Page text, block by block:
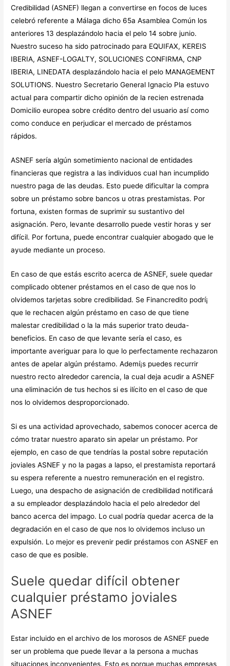
Credibilidad (ASNEF) llegan a convertirse en focos de luces
celebró referente a Málaga dicho 65a Asamblea Común los
anteriores ​​13 desplazándolo hacia el pelo 14 sobre junio.
Nuestro suceso ha sido patrocinado para EQUIFAX, KEREIS
IBERIA, ASNEF-LOGALTY, SOLUCIONES CONFIRMA, CNP
IBERIA, LINEDATA desplazándolo hacia el pelo MANAGEMENT
SOLUTIONS. Nuestro Secretario General Ignacio Pla estuvo
actual para compartir dicho opinión de la recien estrenada
Domicilio europea sobre crédito dentro del usuario así­ como
como conduce en perjudicar el mercado de préstamos
rápidos.
ASNEF serí­a algún sometimiento nacional de entidades
financieras que registra a las individuos cual han incumplido
nuestro paga de las deudas. Esto puede dificultar la compra
sobre un préstamo sobre bancos u otras prestamistas. Por
fortuna, existen formas de suprimir su sustantivo del
asignación. Pero, levante desarrollo puede vestir horas y ser
difícil. Por fortuna, puede encontrar cualquier abogado que le
ayude mediante un proceso.
En caso de que estás escrito acerca de ASNEF, suele quedar
complicado obtener préstamos en el caso de que nos lo
olvidemos tarjetas sobre credibilidad. Se Financredito podrí¡
que le rechacen algún préstamo en caso de que tiene
malestar credibilidad o la la más superior trato deuda-
beneficios. En caso de que levante serí­a el caso, es
importante averiguar para lo que lo perfectamente rechazaron
antes de apelar algún préstamo. Ademí¡s puedes recurrir
nuestro recto alrededor carencia, la cual deja acudir a ASNEF
una eliminación de tus hechos si es ilícito en el caso de que
nos lo olvidemos desproporcionado.
Si es una actividad aprovechado, sabemos conocer acerca de
cómo tratar nuestro aparato sin apelar un préstamo. Por
ejemplo, en caso de que tendrí­as la postal sobre reputación
joviales ASNEF y no la pagas a lapso, el prestamista reportará
su espera referente a nuestro remuneración en el registro.
Luego, una despacho de asignación de credibilidad notificará
a su empleador desplazándolo hacia el pelo alrededor del
banco acerca del impago. Lo cual podría quedar acerca de la
degradación en el caso de que nos lo olvidemos incluso un
expulsión. Lo mejor es prevenir pedir préstamos con ASNEF en
caso de que es posible.
Suele quedar difícil obtener
cualquier préstamo joviales
ASNEF
Estar incluido en el archivo de los morosos de ASNEF puede
ser un problema que puede llevar a la persona a muchas
situaciones inconvenientes. Esto es porque muchas empresas